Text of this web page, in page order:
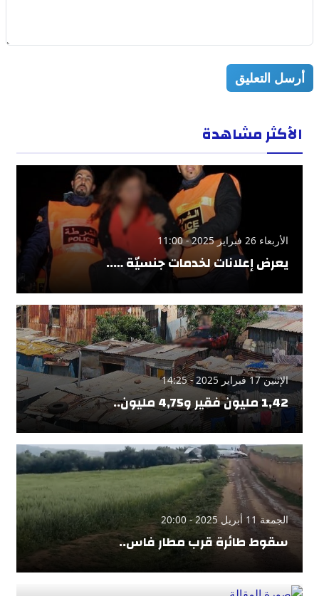
أرسل التعليق
الأكثر مشاهدة
الأربعاء 26 فبراير 2025 - 11:00
يعرض إعلانات لخدمات جنسيّة …..
الإثنين 17 فبراير 2025 - 14:25
1,42 مليون فقير و4,75 مليون..
الجمعة 11 أبريل 2025 - 20:00
سقوط طائرة قرب مطار فاس..